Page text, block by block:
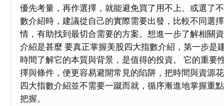
優先考量，再作選擇，就能避免買了用不上、或選了
數介紹時，建議從自己的實際需要出發，比較不同選
情，有助找到最切合需要的方案。想進一步了解相關
介紹是甚麼 要真正掌握美股四大指數介紹，第一步
時間了解它的本質與背景，是值得的投資。 它的重
擇與條件，便更容易避開常見的陷阱，把時間與資源
四大指數介紹並不需要一蹴而就，循序漸進地掌握重
把握。